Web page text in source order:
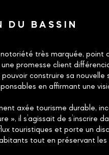
DU BASSIN
très marquée, point
promesse client
construire sa nouvelle
en affirmant une
axée tourisme durable,
il s’agissait de s’inscrire
touristiques et porte un
tout en préservant les